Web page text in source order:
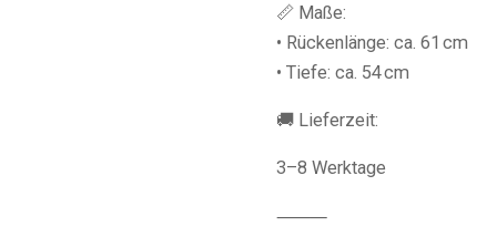
📏 Maße:
• Rückenlänge: ca. 61 cm
• Tiefe: ca. 54 cm
🚚 Lieferzeit:
3–8 Werktage
⸻